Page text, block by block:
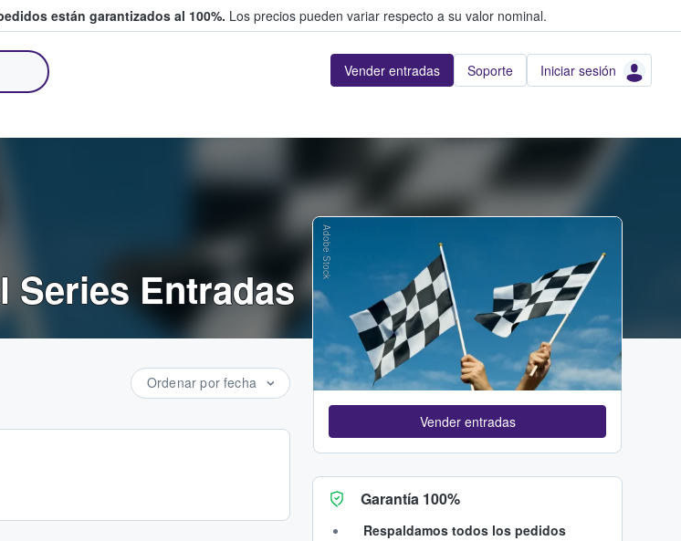
están garantizados al 100%. Los precios pueden variar respecto a su valor nominal.
Vender entradas Soporte Iniciar sesión
Series Entradas
Ordenar por fecha
Adobe Stock
Vender entradas
Garantía 100%
Respaldamos todos los pedidos